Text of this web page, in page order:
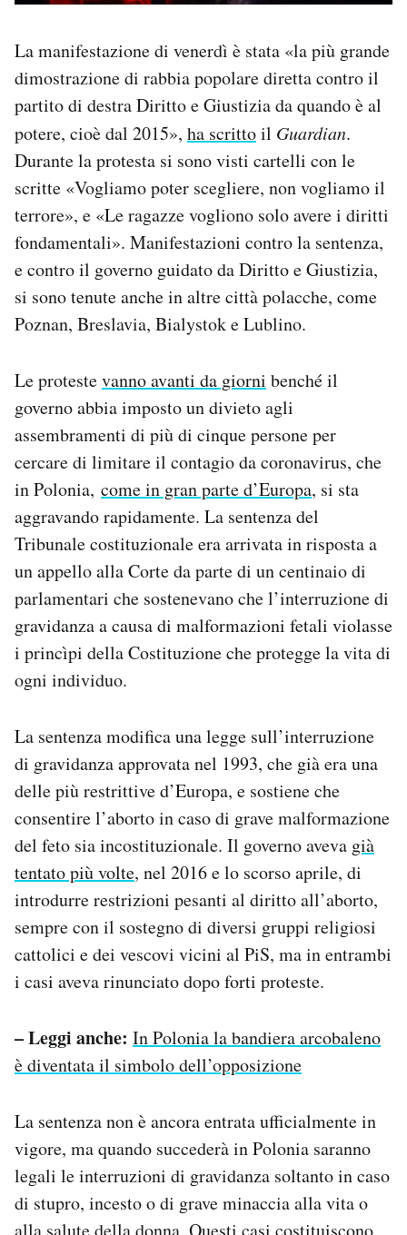
La manifestazione di venerdì è stata «la più grande
dimostrazione di rabbia popolare diretta contro il
partito di destra Diritto e Giustizia da quando è al
potere, cioè dal 2015», ha scrittoil Guardian.
Durante la protesta si sono visti cartelli con le
scritte «Vogliamo poter scegliere, non vogliamo il
terrore», e «Le ragazze vogliono solo avere i diritti
fondamentali». Manifestazioni contro la sentenza,
e contro il governo guidato da Diritto e Giustizia,
si sono tenute anche in altre città polacche, come
Poznan, Breslavia, Bialystok e Lublino.
Le protestevanno avanti da giorni benché il
governo abbia imposto un divieto agli
assembramenti di più di cinque persone per
cercare di limitare il contagio da coronavirus, che
in Polonia, come in gran parte d’Europa, si sta
aggravando rapidamente. La sentenza del
Tribunale costituzionale era arrivata in risposta a
un appello alla Corte da parte di un centinaio di
parlamentari che sostenevano che l’interruzione di
gravidanza a causa di malformazioni fetali violasse
i princìpi della Costituzione che protegge la vita di
ogni individuo.
La sentenza modifica una legge sull’interruzione
di gravidanza approvata nel 1993, che già era una
delle più restrittive d’Europa, e sostiene che
consentire l’aborto in caso di grave malformazione
del feto sia incostituzionale. Il governo aveva già
tentato più volte, nel 2016 e lo scorso aprile, di
introdurre restrizioni pesanti al diritto all’aborto,
sempre con il sostegno di diversi gruppi religiosi
cattolici e dei vescovi vicini al PiS, ma in entrambi
i casi aveva rinunciato dopo forti proteste.
– Leggi anche: In Polonia la bandiera arcobaleno
è diventata il simbolo dell’opposizione
La sentenza non è ancora entrata ufficialmente in
vigore, ma quando succederà in Polonia saranno
legali le interruzioni di gravidanza soltanto in caso
di stupro, incesto o di grave minaccia alla vita o
alla salute della donna. Questi casi costituiscono